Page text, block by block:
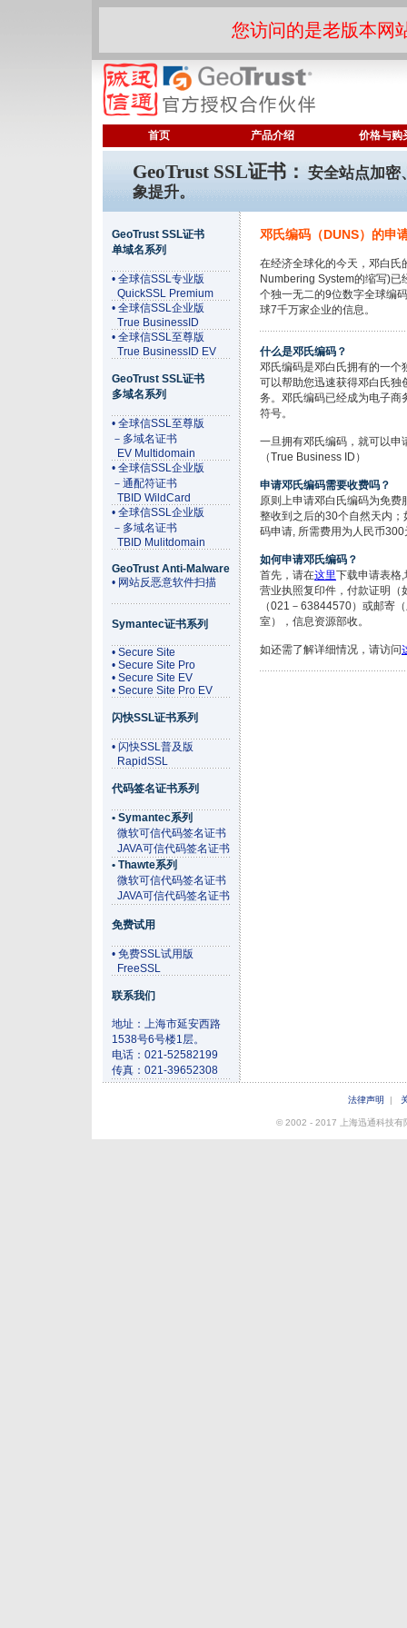
您访问的是老版本网
首页 产品介绍 价格与购
GeoTrust SSL证书： 安全站点加密
象提升。
GeoTrust SSL证书
单域名系列
• 全球信SSL专业版
QuickSSL Premium
• 全球信SSL企业版
True BusinessID
• 全球信SSL至尊版
True BusinessID EV
GeoTrust SSL证书
多域名系列
• 全球信SSL至尊版
－多域名证书
EV Multidomain
• 全球信SSL企业版
－通配符证书
TBID WildCard
• 全球信SSL企业版
－多域名证书
TBID Mulitdomain
GeoTrust Anti-Malware
• 网站反恶意软件扫描
Symantec证书系列
• Secure Site
• Secure Site Pro
• Secure Site EV
• Secure Site Pro EV
闪快SSL证书系列
• 闪快SSL普及版
RapidSSL
代码签名证书系列
• Symantec系列
微软可信代码签名证书
JAVA可信代码签名证书
• Thawte系列
微软可信代码签名证书
JAVA可信代码签名证书
免费试用
• 免费SSL试用版
FreeSSL
联系我们
地址：上海市延安西路
1538号6号楼1层。
电话：021-52582199
传真：021-39652308
邓氏编码（DUNS）的申
在经济全球化的今天，邓白
Numbering System的缩写)已
个独一无二的9位数字全球编
球7千万家企业的信息。
什么是邓氏编码？
邓氏编码是邓白氏拥有的一个
可以帮助您迅速获得邓白氏独
务。邓氏编码已经成为电子商
符号。
一旦拥有邓氏编码，就可以申
（True Business ID）
申请邓氏编码需要收费吗？
原则上申请邓白氏编码为免
整收到之后的30个自然天内
码申请, 所需费用为人民币300
如何申请邓氏编码？
首先，请在这里下载申请表格
营业执照复印件，付款证明（
（021－63844570）或邮寄
室），信息资源部收。
如还需了解详细情况，请访问
法律声明 |
© 2002 - 2017 上海迅通科技